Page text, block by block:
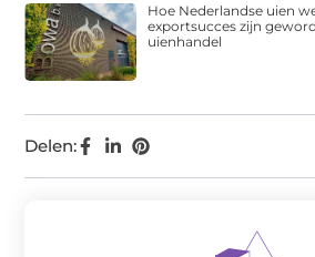
Delen:
Hoe Nederlandse uien
exportsucces zijn
uienhandel